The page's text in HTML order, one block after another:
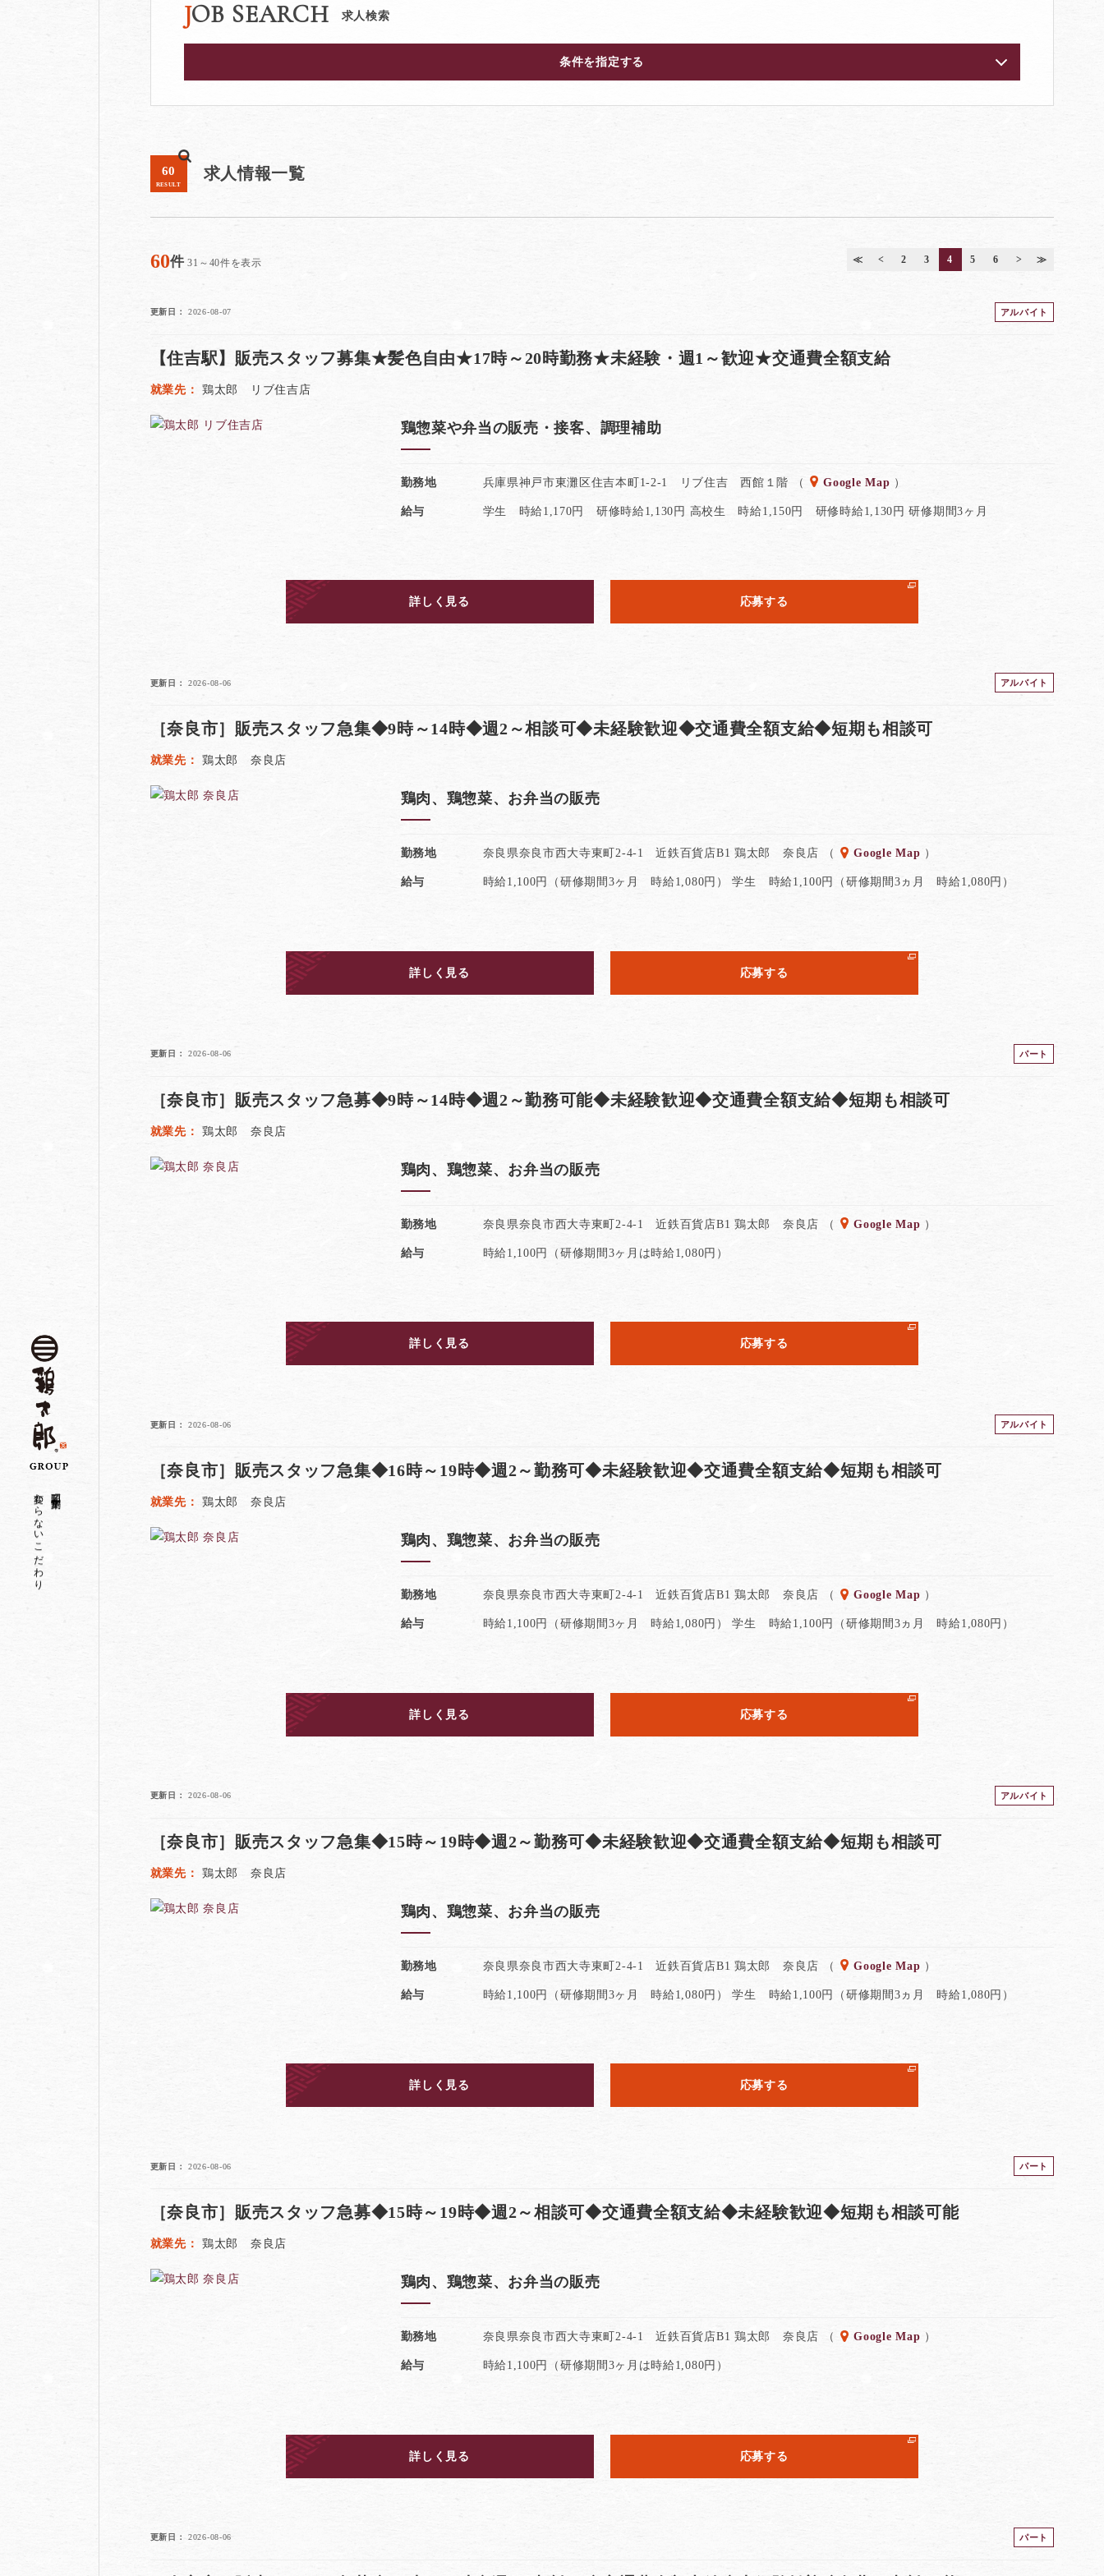
変わらないこだわり
JOB SEARCH 求人検索
条件を指定する
60
RESULT
求人情報一覧
60件 31～40件を表示 ≪ < 2 3 4 5 6 > ≫
更新日 2026-08-07 アルバイト
【住吉駅】販売スタッフ募集★髪色自由★17時～20時勤務★未経験・週1～歓迎★交通費全額支給
就業先 鶏太郎 リブ住吉店
鶏惣菜や弁当の販売・接客、調理補助
勤務地 兵庫県神戸市東灘区住吉本町1-2-1 リブ住吉 西館１階 （ Google Map ）
給与 学生 時給1,170円 研修時給1,130円 高校生 時給1,150円 研修時給1,130円 研修期間3ヶ月
詳しく見る 応募する
更新日 2026-08-06 アルバイト
［奈良市］販売スタッフ急集◆9時～14時◆週2～相談可◆未経験歓迎◆交通費全額支給◆短期も相談可
就業先 鶏太郎 奈良店
鶏肉、鶏惣菜、お弁当の販売
勤務地 奈良県奈良市西大寺東町2-4-1 近鉄百貨店B1 鶏太郎 奈良店 （ Google Map ）
給与 時給1,100円（研修期間3ヶ月 時給1,080円） 学生 時給1,100円（研修期間3ヵ月 時給1,080円）
詳しく見る 応募する
更新日 2026-08-06 パート
［奈良市］販売スタッフ急募◆9時～14時◆週2～勤務可能◆未経験歓迎◆交通費全額支給◆短期も相談可
就業先 鶏太郎 奈良店
鶏肉、鶏惣菜、お弁当の販売
勤務地 奈良県奈良市西大寺東町2-4-1 近鉄百貨店B1 鶏太郎 奈良店 （ Google Map ）
給与 時給1,100円（研修期間3ヶ月は時給1,080円）
詳しく見る 応募する
更新日 2026-08-06 アルバイト
［奈良市］販売スタッフ急集◆16時～19時◆週2～勤務可◆未経験歓迎◆交通費全額支給◆短期も相談可
就業先 鶏太郎 奈良店
鶏肉、鶏惣菜、お弁当の販売
勤務地 奈良県奈良市西大寺東町2-4-1 近鉄百貨店B1 鶏太郎 奈良店 （ Google Map ）
給与 時給1,100円（研修期間3ヶ月 時給1,080円） 学生 時給1,100円（研修期間3ヵ月 時給1,080円）
詳しく見る 応募する
更新日 2026-08-06 アルバイト
［奈良市］販売スタッフ急集◆15時～19時◆週2～勤務可◆未経験歓迎◆交通費全額支給◆短期も相談可
就業先 鶏太郎 奈良店
鶏肉、鶏惣菜、お弁当の販売
勤務地 奈良県奈良市西大寺東町2-4-1 近鉄百貨店B1 鶏太郎 奈良店 （ Google Map ）
給与 時給1,100円（研修期間3ヶ月 時給1,080円） 学生 時給1,100円（研修期間3ヵ月 時給1,080円）
詳しく見る 応募する
更新日 2026-08-06 パート
［奈良市］販売スタッフ急募◆15時～19時◆週2～相談可◆交通費全額支給◆未経験歓迎◆短期も相談可能
就業先 鶏太郎 奈良店
鶏肉、鶏惣菜、お弁当の販売
勤務地 奈良県奈良市西大寺東町2-4-1 近鉄百貨店B1 鶏太郎 奈良店 （ Google Map ）
給与 時給1,100円（研修期間3ヶ月は時給1,080円）
詳しく見る 応募する
更新日 2026-08-06 パート